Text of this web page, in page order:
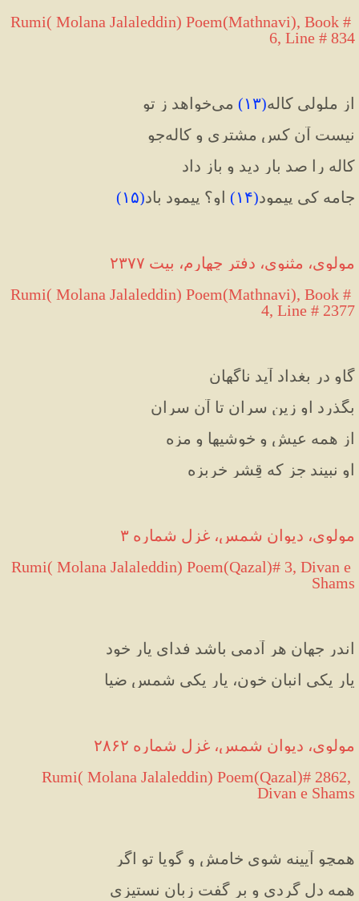
Rumi( Molana Jalaleddin) Poem(Mathnavi), Book #
6, Line # 834
از ملولی کاله(۱۳) می‌خواهد ز تو
نیست آن کس مشتری و کاله‌جو
کاله را صد بار دید و باز داد
جامه کی پیمود(۱۴) او؟ پیمود باد(۱۵)
مولوی، مثنوی، دفتر چهارم، بیت ۲۳۷۷
Rumi( Molana Jalaleddin) Poem(Mathnavi), Book #
4, Line # 2377
گاو در بغداد آید ناگهان
بگذرد او زین سران تا آن سران
از همه عیش و خوشیها و مزه
او نبیند جز که قِشرِ خربزه
مولوی، دیوان شمس، غزل شماره ۳
Rumi( Molana Jalaleddin) Poem(Qazal)# 3, Divan e
Shams
اندر جهان هر آدمی باشد فدای یار خود
یارِ یکی انبانِ خون، یارِ یکی شمسِ ضیا
مولوی، دیوان شمس، غزل شماره ۲۸۶۲
Rumi( Molana Jalaleddin) Poem(Qazal)# 2862,
Divan e Shams
همچو آیینه شوی خامش و گویا تو اگر
همه دل گردی و بر گفت زبان نستیزی